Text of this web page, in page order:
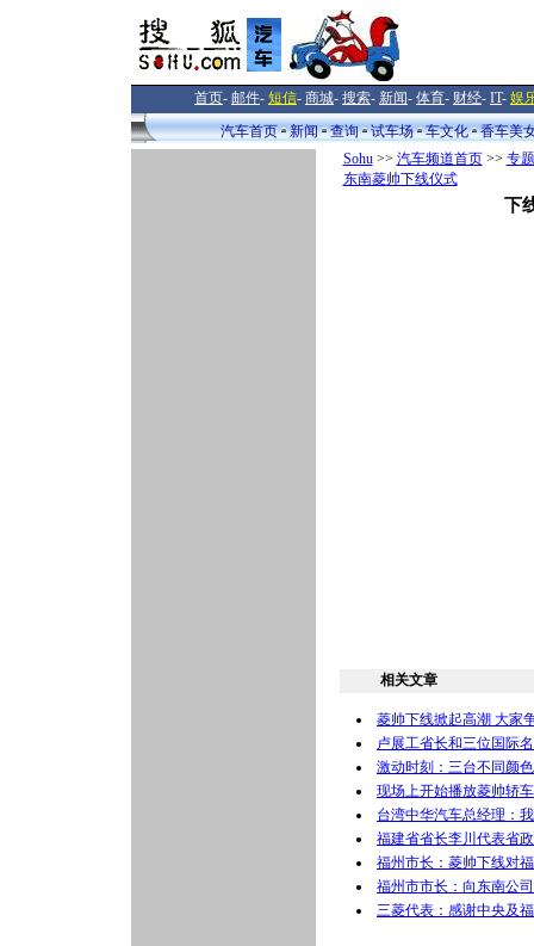
首页- 邮件- 短信- 商城- 搜索- 新闻- 体育- 财经- IT- 娱
汽车首页
新闻 查询 试车场 车文化
香车美
Sohu>> 汽车频道首页>> 专题
东南菱帅下线仪式
下
相关文章
菱帅下线掀起高潮 大家
卢展工省长和三位国际
激动时刻：三台不同颜
现场上开始播放菱帅轿
台湾中华汽车总经理：
福建省省长李川代表省
福州市长：菱帅下线对
福州市市长：向东南公
三菱代表：感谢中央及